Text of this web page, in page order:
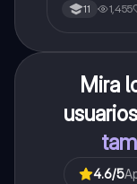
11 1,455
Mira
4.6/5